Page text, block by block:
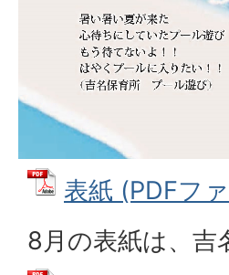
表紙 (PDFフ
8月の表紙は、吉